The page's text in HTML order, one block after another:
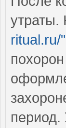
утраты.
ritual.ru/
период.